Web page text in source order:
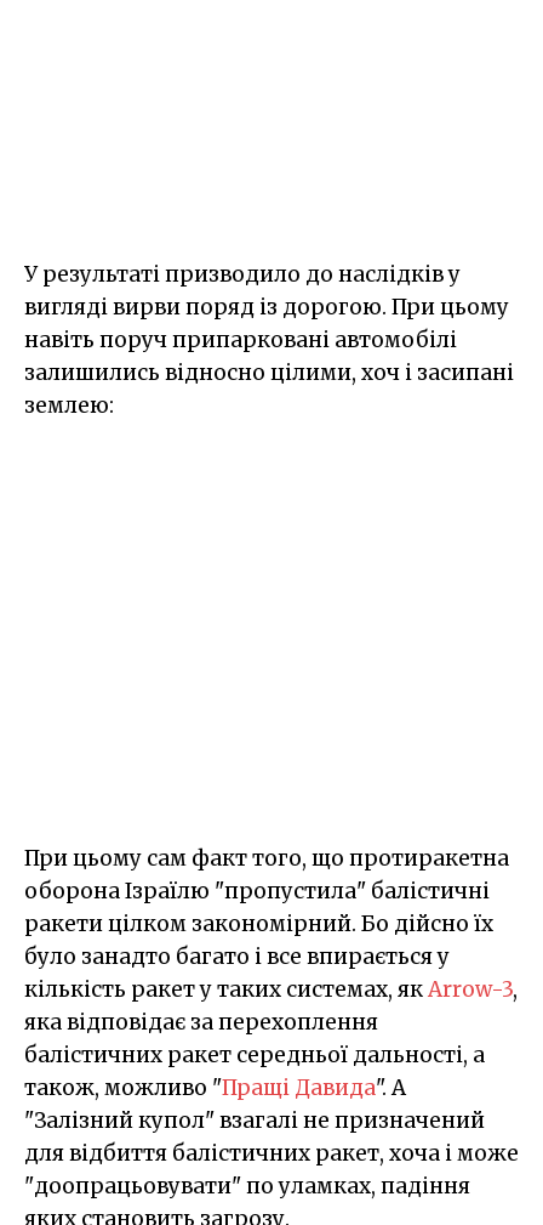
У результаті призводило до наслідків у
вигляді вирви поряд із дорогою. При цьому
навіть поруч припарковані автомобілі
залишились відносно цілими, хоч і засипані
землею:
При цьому сам факт того, що протиракетна
оборона Ізраїлю "пропустила" балістичні
ракети цілком закономірний. Бо дійсно їх
було занадто багато і все впирається у
кількість ракет у таких системах, якArrow-3,
яка відповідає за перехоплення
балістичних ракет середньої дальності, а
також, можливо "Пращі Давида". А
"Залізний купол" взагалі не призначений
для відбиття балістичних ракет, хоча і може
"доопрацьовувати" по уламках, падіння
яких становить загрозу.